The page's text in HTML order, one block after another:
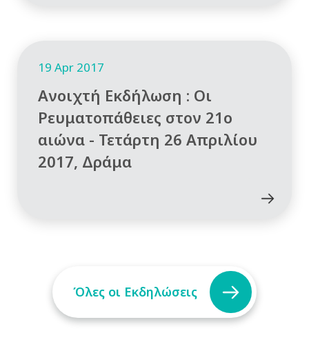
19 Apr 2017
Ανοιχτή Εκδήλωση : Οι
Ρευματοπάθειες στον 21ο
αιώνα - Τετάρτη 26 Απριλίου
2017, Δράμα
Όλες οι Εκδηλώσεις